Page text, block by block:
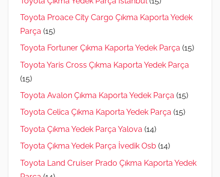
Toyota Proace City Cargo Çıkma Kaporta Yedek
Parça (15)
Toyota Fortuner Çıkma Kaporta Yedek Parça (15)
Toyota Yaris Cross Çıkma Kaporta Yedek Parça
(15)
Toyota Avalon Çıkma Kaporta Yedek Parça (15)
Toyota Celica Çıkma Kaporta Yedek Parça (15)
Toyota Çıkma Yedek Parça Yalova (14)
Toyota Çıkma Yedek Parça İvedik Osb (14)
Toyota Land Cruiser Prado Çıkma Kaporta Yedek